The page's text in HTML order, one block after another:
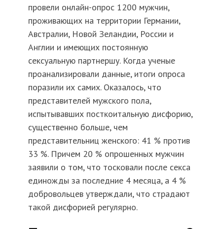
провели онлайн-опрос 1200 мужчин,
проживающих на территории Германии,
Австралии, Новой Зеландии, России и
Англии и имеющих постоянную
сексуальную партнершу. Когда ученые
проанализировали данные, итоги опроса
поразили их самих. Оказалось, что
представителей мужского пола,
испытывавших посткоитальную дисфорию,
существенно больше, чем
представительниц женского: 41 % против
33 %. Причем 20 % опрошенных мужчин
заявили о том, что тосковали после секса
единожды за последние 4 месяца, а 4 %
добровольцев утверждали, что страдают
такой дисфорией регулярно.